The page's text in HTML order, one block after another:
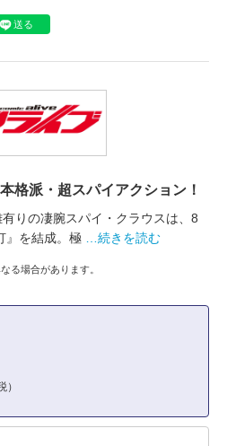
送る
格派・超スパイアクション！
りの凄腕スパイ・クラウスは、8
』を結成。極
…続きを読む
る場合があります。